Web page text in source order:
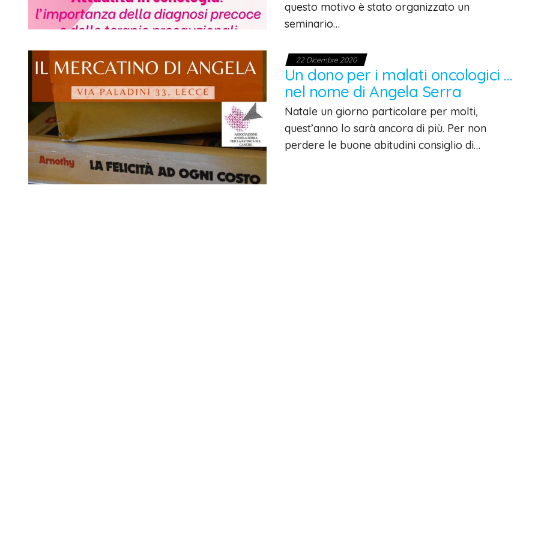
questo motivo è stato organizzato un
seminario…
22 Dicembre 2020
Un dono per i malati oncologici …
nel nome di Angela Serra
Natale un giorno particolare per molti,
quest’anno lo sarà ancora di più. Per non
perdere le buone abitudini consiglio di…